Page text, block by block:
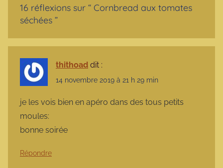
16 réflexions sur “ Cornbread aux tomates
séchées ”
thithoad dit :
14 novembre 2019 à 21 h 29 min
je les vois bien en apéro dans des tous petits
moules:
bonne soirée
Répondre